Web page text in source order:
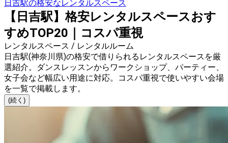
日吉駅の格安なレンタルスペース
【日吉駅】格安レンタルスペースおす
すめTOP20｜コスパ重視
レンタルスペース / レンタルルーム
日吉駅(神奈川県)の格安で借りられるレンタルスペースを厳
選紹介。ダンスレッスンからワークショップ、パーティー、
女子会など幅広い用途に対応。コスパ重視で使いやすい会場
を一覧で掲載します。
(続く)